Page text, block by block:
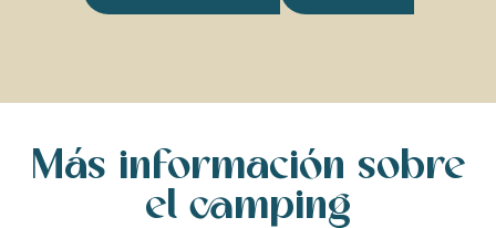
Más información sobre
el camping